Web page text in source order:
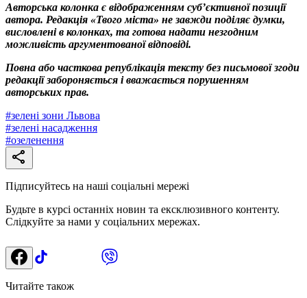
Авторська колонка є відображенням суб’єктивної позиції
автора. Редакція «Твого міста» не завжди поділяє думки,
висловлені в колонках, та готова надати незгодним
можливість аргументованої відповіді.
Повна або часткова републікація тексту без письмової згоди
редакції забороняється і вважається порушенням
авторських прав.
#зелені зони Львова
#зелені насадження
#озеленення
Підписуйтесь на наші соціальні мережі
Будьте в курсі останніх новин та ексклюзивного контенту.
Слідкуйте за нами у соціальних мережах.
Читайте також